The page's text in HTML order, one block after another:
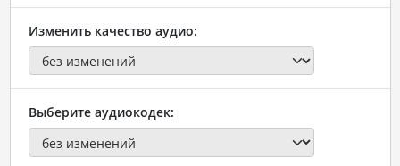
Изменить качество аудио:
Выберите аудиокодек: